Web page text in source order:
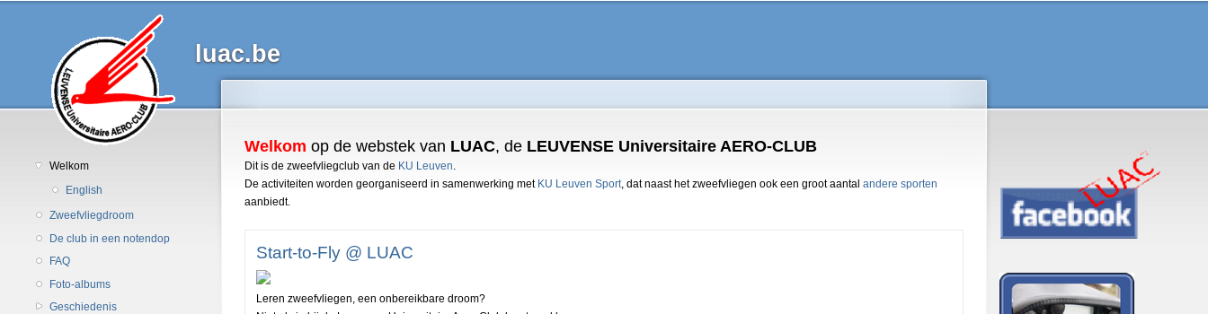
inhoud
luac.be
Welkom
English
Zweefvliegdroom
De club in een notendop
FAQ
Foto-albums
Geschiedenis
Welkom op de webstek van LUAC, de LEUVENSE Universitaire AERO-CLUB
Dit is de zweefvliegclub van de KU Leuven.
De activiteiten worden georganiseerd in samenwerking met KU Leuven Sport, dat naast het zweefvliegen ook een groot aantal andere sporten
aanbiedt.
Start-to-Fly @ LUAC
Leren zweefvliegen, een onbereikbare droom?